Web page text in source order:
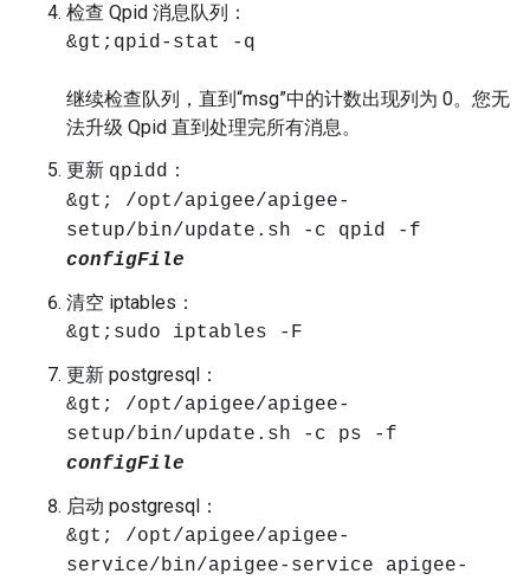
检查 Qpid 消息队列：
&gt;qpid-stat -q
继续检查队列，直到“msg”中的计数出现列为 0。您无
法升级 Qpid 直到处理完所有消息。
更新 qpidd ：
&gt; /opt/apigee/apigee-
setup/bin/update.sh -c qpid -f
configFile
清空 iptables：
&gt;sudo iptables -F
更新 postgresql：
&gt; /opt/apigee/apigee-
setup/bin/update.sh -c ps -f
configFile
启动 postgresql：
&gt; /opt/apigee/apigee-
service/bin/apigee-service apigee-